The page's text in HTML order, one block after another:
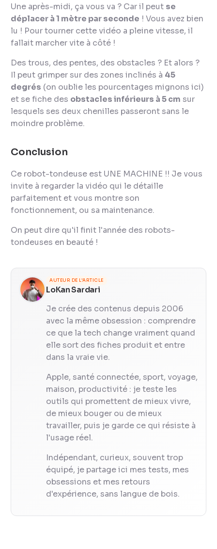
Une après-midi, ça vous va ? Car il peut se
déplacer à 1 mètre par seconde ! Vous avez bien
lu ! Pour tourner cette vidéo a pleine vitesse, il
fallait marcher vite à côté !
Des trous, des pentes, des obstacles ? Et alors ?
Il peut grimper sur des zones inclinés à 45
degrés (on oublie les pourcentages mignons ici)
et se fiche des obstacles inférieurs à 5 cm sur
lesquels ses deux chenilles passeront sans le
moindre problème.
Conclusion
Ce robot-tondeuse est UNE MACHINE !! Je vous
invite à regarder la vidéo qui le détaille
parfaitement et vous montre son
fonctionnement, ou sa maintenance.
On peut dire qu'il finit l'année des robots-
tondeuses en beauté !
AUTEUR DE L'ARTICLE
LoKan Sardari
Je crée des contenus depuis 2006
avec la même obsession : comprendre
ce que la tech change vraiment quand
elle sort des fiches produit et entre
dans la vraie vie.
Apple, santé connectée, sport, voyage,
maison, productivité : je teste les
outils qui promettent de mieux vivre,
de mieux bouger ou de mieux
travailler, puis je garde ce qui résiste à
l'usage réel.
Indépendant, curieux, souvent trop
équipé, je partage ici mes tests, mes
obsessions et mes retours
d'expérience, sans langue de bois.